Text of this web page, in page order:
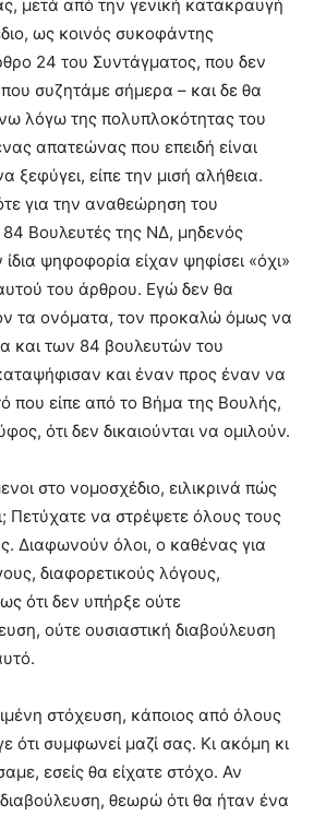
μετά από την γενική κατακραυγή
ως κοινός συκοφάντης
24 του Συντάγματος, που δεν
συζητάμε σήμερα – και δε θα
λόγω της πολυπλοκότητας του
απατεώνας που επειδή είναι
ξεφύγει, είπε την μισή αλήθεια.
για την αναθεώρηση του
84 Βουλευτές της ΝΔ, μηδενός
ψηφοφορία είχαν ψηφίσει «όχι»
του άρθρου. Εγώ δεν θα
τα ονόματα, τον προκαλώ όμως να
και των 84 βουλευτών του
και έναν προς έναν να
που είπε από το Βήμα της Βουλής,
ότι δεν δικαιούνται να ομιλούν.
στο νομοσχέδιο, ειλικρινά πώς
Πετύχατε να στρέψετε όλους τους
Διαφωνούν όλοι, ο καθένας για
διαφορετικούς λόγους,
ότι δεν υπήρξε ούτε
ούτε ουσιαστική διαβούλευση
στόχευση, κάποιος από όλους
ότι συμφωνεί μαζί σας. Κι ακόμη κι
εσείς θα είχατε στόχο. Αν
θεωρώ ότι θα ήταν ένα